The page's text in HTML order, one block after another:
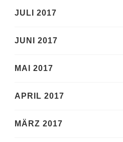
JULI 2017
JUNI 2017
MAI 2017
APRIL 2017
MÄRZ 2017